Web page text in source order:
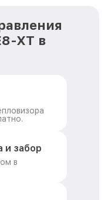
XT в
и забор
в